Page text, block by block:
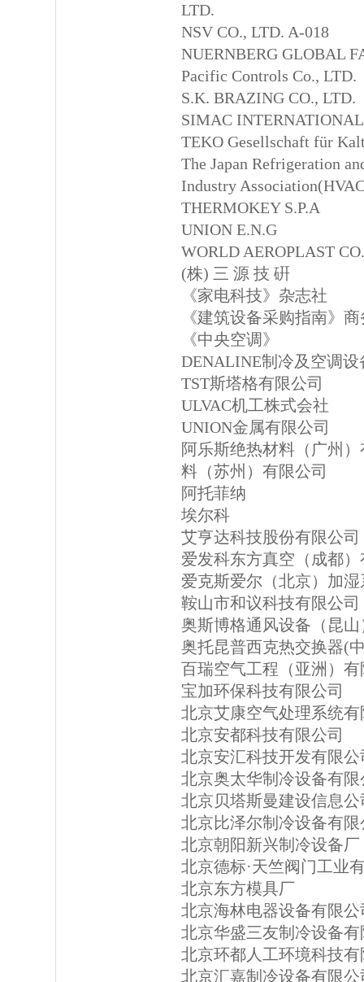
LTD.
NSV CO., LTD. A-018
NUERNBERG GLOBAL
Pacific Controls Co., LTD.
S.K. BRAZING CO., LTD.
SIMAC
TEKO Gesellschaft für
The Japan Refrigeration
Industry
THERMOKEY S.P.A
UNION E.N.G
WORLD AEROPLAST
(株) 三 源 技 硏
《家电科技》杂志社
《建筑设备采购指南》
《中央空调》
DENALINE制冷及空调设
TST斯塔格有限公司
ULVAC机工株式会社
UNION金属有限公司
阿乐斯绝热材料（广州
料（苏州）有限公司
阿托菲纳
埃尔科
艾亨达科技股份有限公司
爱发科东方真空（成都
爱克斯爱尔（北京）加
鞍山市和议科技有限公司
奥斯博格通风设备（昆
奥托昆普西克热交换器(
百瑞空气工程（亚洲）有
宝加环保科技有限公司
北京艾康空气处理系统有
北京安都科技有限公司
北京安汇科技开发有限公
北京奥太华制冷设备有限
北京贝塔斯曼建设信息
北京比泽尔制冷设备有限
北京朝阳新兴制冷设备厂
北京德标·天竺阀门工业
北京东方模具厂
北京海林电器设备有限公
北京华盛三友制冷设备
北京环都人工环境科技有
北京汇嘉制冷设备有限公